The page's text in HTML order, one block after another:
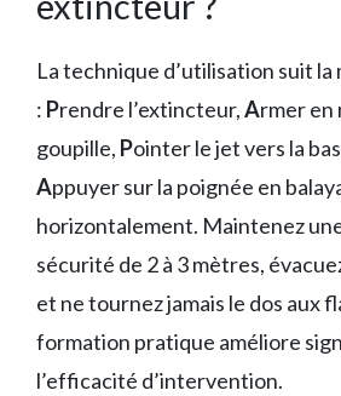
La technique d’utilisation suit la
: Prendre l’extincteur,Armer en
goupille, Pointer le jet vers la
Appuyer sur la poignée en
horizontalement. Maintenez
sécurité de 2 à 3 mètres,
et ne tournez jamais le dos aux
formation pratique améliore
l’efficacité d’intervention.